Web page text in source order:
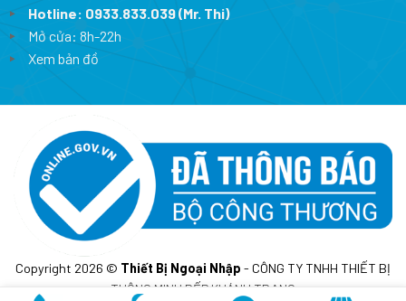
Hotline: 0933.833.039(Mr. Thi)
Mở cửa: 8h-22h
Xem bản đồ
Copyright 2026 © Thiết Bị Ngoại Nhập - CÔNG TY TNHH THIẾT BỊ
THÔNG MINH BẾP KHÁNH TRANG